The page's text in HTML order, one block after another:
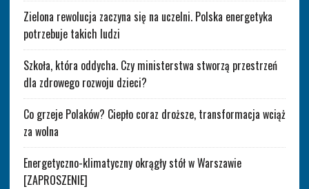
Zielona rewolucja zaczyna się na uczelni. Polska energetyka
potrzebuje takich ludzi
Szkoła, która oddycha. Czy ministerstwa stworzą przestrzeń
dla zdrowego rozwoju dzieci?
Co grzeje Polaków? Ciepło coraz droższe, transformacja wciąż
za wolna
Energetyczno-klimatyczny okrągły stół w Warszawie
[ZAPROSZENIE]